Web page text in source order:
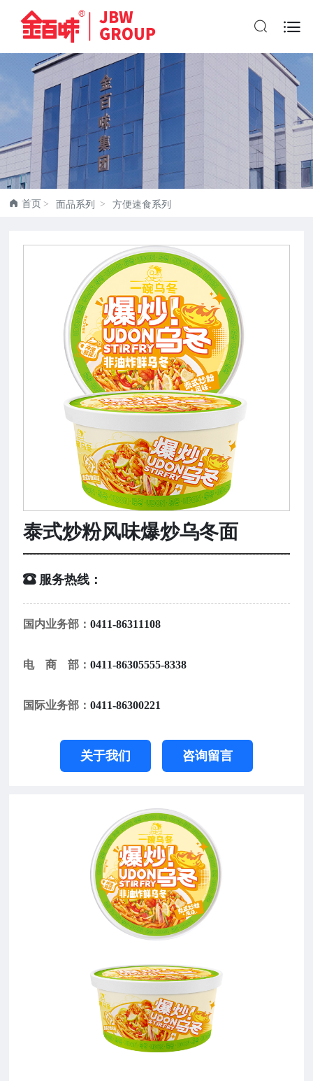

 首页 面品系列 方便速食系列
泰式炒粉风味爆炒乌冬面
 服务热线：
国内业务部：0411-86311108
电 商 部：0411-86305555-8338
国际业务部：0411-86300221
关于我们 咨询留言